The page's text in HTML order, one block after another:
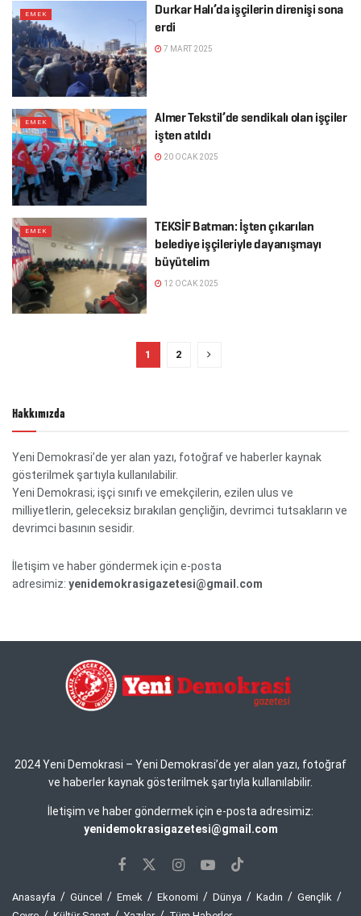
EMEK
Durkar Halı’da işçilerin direnişi sona
erdi
7 MART 2025
EMEK
Almer Tekstil’de sendikalı olan işçiler
işten atıldı
20 OCAK 2025
EMEK
TEKSİF Batman: İşten çıkarılan
belediye işçileriyle dayanışmayı
büyütelim
12 OCAK 2025
1 2
Hakkımızda
Yeni Demokrasi’de yer alan yazı, fotoğraf ve haberler kaynak
gösterilmek şartıyla kullanılabilir.
Yeni Demokrasi; işçi sınıfı ve emekçilerin, ezilen ulus ve
milliyetlerin, geleceksiz bırakılan gençliğin, devrimci tutsakların ve
devrimci basının sesidir.
İletişim ve haber göndermek için e-posta
adresimiz: yenidemokrasigazetesi@gmail.com
2024 Yeni Demokrasi – Yeni Demokrasi’de yer alan yazı, fotoğraf
ve haberler kaynak gösterilmek şartıyla kullanılabilir.
İletişim ve haber göndermek için e-posta adresimiz:
yenidemokrasigazetesi@gmail.com
Anasayfa Güncel Emek Ekonomi Dünya Kadın
Gençlik